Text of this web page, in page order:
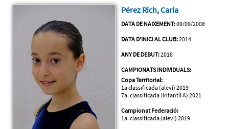
Pérez Rich, Carla
DATA DE NAIXEMENT:09/09/2008
DATA D'INICI AL CLUB:2014
ANY DE DEBUT:2018
CAMPIONATS INDIVIDUALS:
Copa Territorial:
1a classificada (aleví) 2019
7a. classificada (Infantil A) 2021
Campionat Federació:
1a. classificada (aleví) 2019